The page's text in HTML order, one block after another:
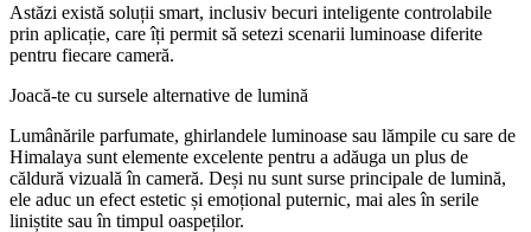
Astăzi există soluții smart, inclusiv becuri inteligente controlabile
prin aplicație, care îți permit să setezi scenarii luminoase diferite
pentru fiecare cameră.
Joacă-te cu sursele alternative de lumină
Lumânările parfumate, ghirlandele luminoase sau lămpile cu sare de
Himalaya sunt elemente excelente pentru a adăuga un plus de
căldură vizuală în cameră. Deși nu sunt surse principale de lumină,
ele aduc un efect estetic și emoțional puternic, mai ales în serile
liniștite sau în timpul oaspeților.